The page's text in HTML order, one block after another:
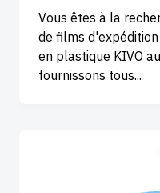
Vous êtes à la
de films
en plastique KIVO
fournissons tous...